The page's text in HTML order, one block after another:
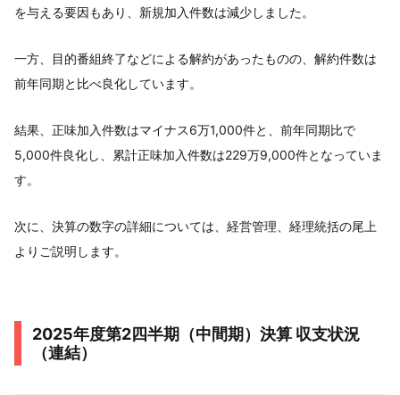
を与える要因もあり、新規加入件数は減少しました。
一方、目的番組終了などによる解約があったものの、解約件数は
前年同期と比べ良化しています。
結果、正味加入件数はマイナス6万1,000件と、前年同期比で
5,000件良化し、累計正味加入件数は229万9,000件となっていま
す。
次に、決算の数字の詳細については、経営管理、経理統括の尾上
よりご説明します。
2025年度第2四半期（中間期）決算 収支状況
（連結）